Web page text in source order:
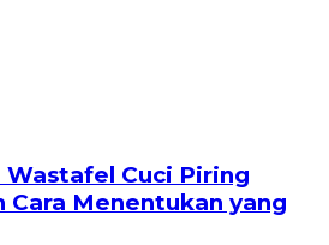
Cuci Piring
Cara Menentukan yang